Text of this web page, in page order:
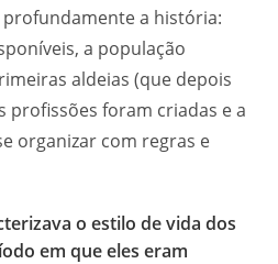
a história:
a população
aldeias (que depois
profissões foram criadas e a
organizar com regras e
o estilo de vida dos
em que eles eram